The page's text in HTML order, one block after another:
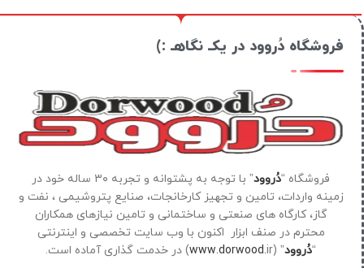
فروشگاه دُروود در یکـ نگاهـ :)
فروشگاه “دُروود
” با توجه به پشتوانه و تجربه ۳۰ ساله خود در
زمینه واردات، تامین و تجهیز کارخانجات، صنایع پتروشیمی ، نفت و
گاز، کارگاه های صنعتی و ساختمانی و تامین نیازهای همکاران
محترم در صنف ابزار اکنون با وب سایت تخصصی و اینترنتی
“دُروود” (
www.dorwood.ir) در خدمت گذاری آماده است.